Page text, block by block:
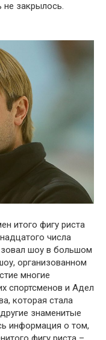
закрылось.
итого фигу риста
числа
зовал шоу в большом
организованном
многие
спортсменов и Адел
которая стала
знаменитые
информация о том,